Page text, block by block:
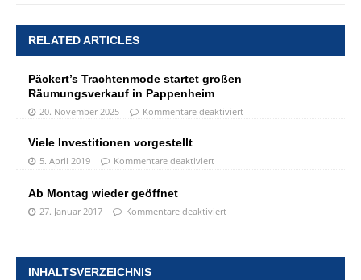
RELATED ARTICLES
Päckert’s Trachtenmode startet großen
Räumungsverkauf in Pappenheim
20. November 2025 Kommentare deaktiviert
Viele Investitionen vorgestellt
5. April 2019 Kommentare deaktiviert
Ab Montag wieder geöffnet
27. Januar 2017 Kommentare deaktiviert
INHALTSVERZEICHNIS